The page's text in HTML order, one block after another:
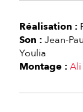
Réalisation :
Son : Jean-
Youlia
Montage : Ali